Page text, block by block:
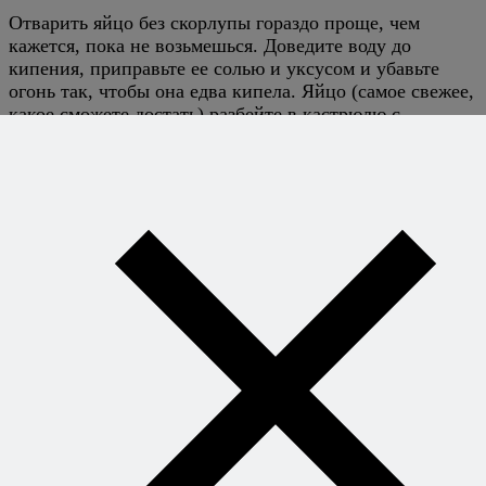
Отварить яйцо без скорлупы гораздо проще, чем
кажется, пока не возьмешься. Доведите воду до
кипения, приправьте ее солью и уксусом и убавьте
огонь так, чтобы она едва кипела. Яйцо (самое свежее,
какое сможете достать) разбейте в кастрюлю с
Доброго времени.
Как отварить яйцо без скорлупы?
Ответить
Алексей, спасибо за ответ — обязательно попробую
16 августа 2008 Ответить
Аж слюньки текут! Надо обязательно приготовить.